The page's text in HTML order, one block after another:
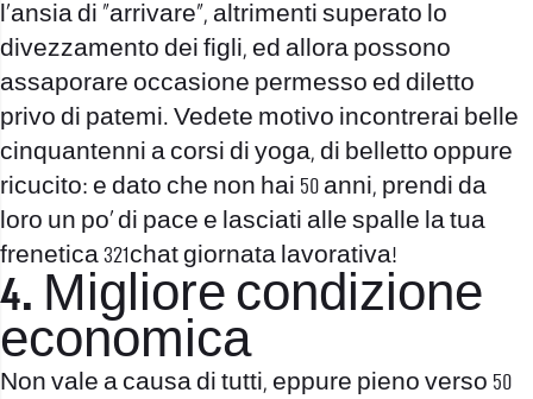
l’ansia di “arrivare”, altrimenti superato lo
divezzamento dei figli, ed allora possono
assaporare occasione permesso ed diletto
privo di patemi. Vedete motivo incontrerai belle
cinquantenni a corsi di yoga, di belletto oppure
ricucito: e dato che non hai 50 anni, prendi da
loro un po’ di pace e lasciati alle spalle la tua
frenetica321chatgiornata lavorativa!
4. Migliore condizione
economica
Non vale a causa di tutti, eppure pieno verso 50